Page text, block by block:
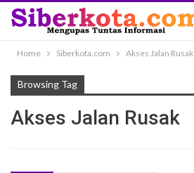
Home Siberkota.com Akses Jalan Rusak
Browsing Tag
Akses Jalan Rusak